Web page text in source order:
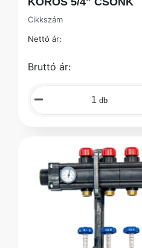
Cikkszám
Nettó ár:
Bruttó ár:
db